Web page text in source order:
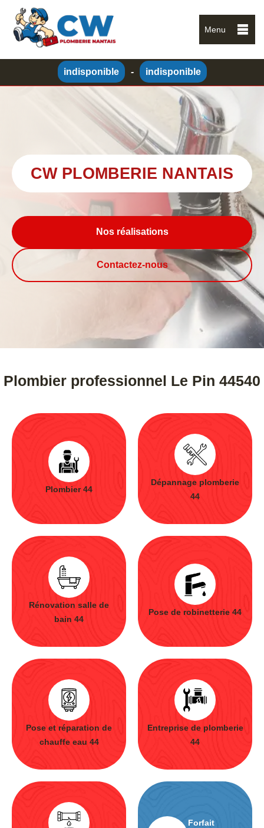
Menu
indisponible - indisponible
CW PLOMBERIE NANTAIS
Nos réalisations
Contactez-nous
Plombier professionnel Le Pin 44540
Plombier 44
Dépannage plomberie
44
Rénovation salle de
bain 44
Pose de robinetterie 44
Pose et réparation de
chauffe eau 44
Entreprise de plomberie
44
Forfait